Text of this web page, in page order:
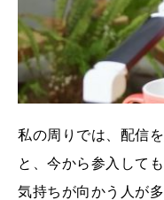
私の周りでは、配信
と、今から参入して
気持ちが向かう人が